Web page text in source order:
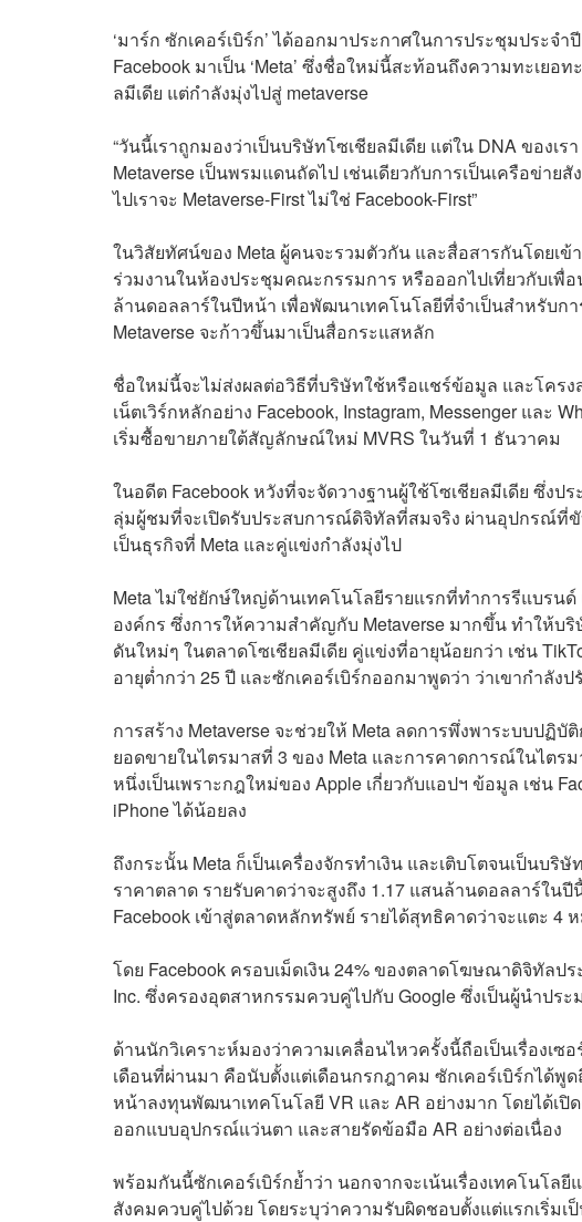
‘มาร์ก ซักเคอร์เบิร์ก’ ได้ออกมาประกาศในการประชุมประจ
Facebook มาเป็น ‘Meta’ ซึ่งชื่อใหม่นี้สะท้อนถึงความทะเย
ลมีเดีย แต่กำลังมุ่งไปสู่ metaverse
“วันนี้เราถูกมองว่าเป็นบริษัทโซเชียลมีเดีย แต่ใน DNA ของเ
Metaverse เป็นพรมแดนถัดไป เช่นเดียวกับการเป็นเครือข่าย
ไปเราจะ Metaverse-First ไม่ใช่ Facebook-First”
ในวิสัยทัศน์ของ Meta ผู้คนจะรวมตัวกัน และสื่อสารกันโดยเ
ร่วมงานในห้องประชุมคณะกรรมการ หรือออกไปเที่ยวกับเ
ล้านดอลลาร์ในปีหน้า เพื่อพัฒนาเทคโนโลยีที่จำเป็นสำหรับก
Metaverse จะก้าวขึ้นมาเป็นสื่อกระแสหลัก
ชื่อใหม่นี้จะไม่ส่งผลต่อวิธีที่บริษัทใช้หรือแชร์ข้อมูล และโครง
เน็ตเวิร์กหลักอย่าง Facebook, Instagram, Messenger แล
เริ่มซื้อขายภายใต้สัญลักษณ์ใหม่ MVRS ในวันที่ 1 ธันวาคม
ในอดีต Facebook หวังที่จะจัดวางฐานผู้ใช้โซเชียลมีเดีย ซึ่ง
ลุ่มผู้ชมที่จะเปิดรับประสบการณ์ดิจิทัลที่สมจริง ผ่านอุปกรณ์ที่
เป็นธุรกิจที่ Meta และคู่แข่งกำลังมุ่งไป
Meta ไม่ใช่ยักษ์ใหญ่ด้านเทคโนโลยีรายแรกที่ทำการรีแบรน
องค์กร ซึ่งการให้ความสำคัญกับ Metaverse มากขึ้น ทำให้บ
ดันใหม่ๆ ในตลาดโซเชียลมีเดีย คู่แข่งที่อายุน้อยกว่า เช่น
อายุต่ำกว่า 25 ปี และซักเคอร์เบิร์กออกมาพูดว่า ว่าเขากำลั
การสร้าง Metaverse จะช่วยให้ Meta ลดการพึ่งพาระบบปฏิบั
ยอดขายในไตรมาสที่ 3 ของ Meta และการคาดการณ์ในไต
หนึ่งเป็นเพราะกฎใหม่ของ Apple เกี่ยวกับแอปฯ ข้อมูล เช่น
iPhone ได้น้อยลง
ถึงกระนั้น Meta ก็เป็นเครื่องจักรทำเงิน และเติบโตจนเป็น
ราคาตลาด รายรับคาดว่าจะสูงถึง 1.17 แสนล้านดอลลาร์ใน
Facebook เข้าสู่ตลาดหลักทรัพย์ รายได้สุทธิคาดว่าจะแตะ 4
โดย Facebook ครอบเม็ดเงิน 24% ของตลาดโฆษณาดิจิทัล
Inc. ซึ่งครองอุตสาหกรรมควบคู่ไปกับ Google ซึ่งเป็นผู้นำปร
ด้านนักวิเคราะห์มองว่าความเคลื่อนไหวครั้งนี้ถือเป็นเรื่องเ
เดือนที่ผ่านมา คือนับตั้งแต่เดือนกรกฎาคม ซักเคอร์เบิร์กได้พู
หน้าลงทุนพัฒนาเทคโนโลยี VR และ AR อย่างมาก โดยได้เ
ออกแบบอุปกรณ์แว่นตา และสายรัดข้อมือ AR อย่างต่อเนื่อง
พร้อมกันนี้ซักเคอร์เบิร์กย้ำว่า นอกจากจะเน้นเรื่องเทคโนโล
สังคมควบคู่ไปด้วย โดยระบุว่าความรับผิดชอบตั้งแต่แรกเริ่ม